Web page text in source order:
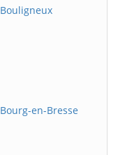
en-Bresse